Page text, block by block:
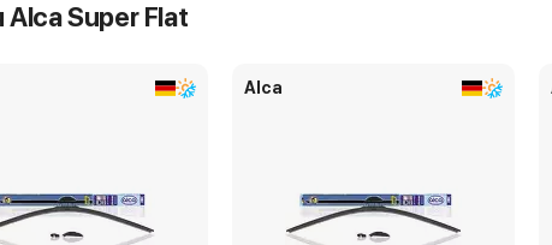
Alca Super Flat
Alca